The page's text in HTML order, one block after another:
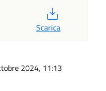
Scarica
2024, 11:13